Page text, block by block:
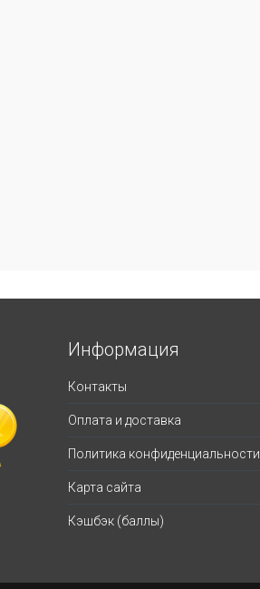
Информация
Контакты
Оплата и доставка
Политика конфиденциальности
Карта сайта
Кэшбэк (баллы)